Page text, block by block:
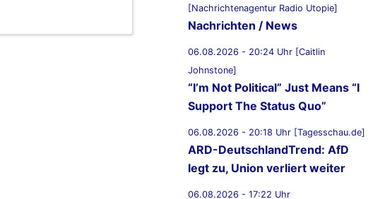
[Nachrichtenagentur Radio Utopie]
Nachrichten / News
06.08.2026 - 20:24 Uhr [Caitlin
Johnstone]
“I’m Not Political” Just Means “I
Support The Status Quo”
06.08.2026 - 20:18 Uhr [Tagesschau.de]
ARD-DeutschlandTrend: AfD
legt zu, Union verliert weiter
06.08.2026 - 17:22 Uhr